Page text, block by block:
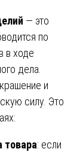
— это
по
в ходе
дела.
и
силу. Это
товара: если